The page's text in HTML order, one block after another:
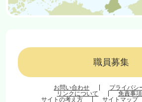
職員募集
お問い合わせ
プライバシ
リンクについて
免責事
サイトの考え方
サイトマップ